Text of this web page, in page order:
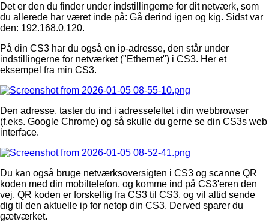
Det er den du finder under indstillingerne for dit netværk, som
du allerede har været inde på: Gå derind igen og kig. Sidst var
den: 192.168.0.120.
På din CS3 har du også en ip-adresse, den står under
indstillingerne for netværket ("Ethernet") i CS3. Her et
eksempel fra min CS3.
Den adresse, taster du ind i adressefeltet i din webbrowser
(f.eks. Google Chrome) og så skulle du gerne se din CS3s web
interface.
Du kan også bruge netværksoversigten i CS3 og scanne QR
koden med din mobiltelefon, og komme ind på CS3'eren den
vej. QR koden er forskellig fra CS3 til CS3, og vil altid sende
dig til den aktuelle ip for netop din CS3. Derved sparer du
gætværket.